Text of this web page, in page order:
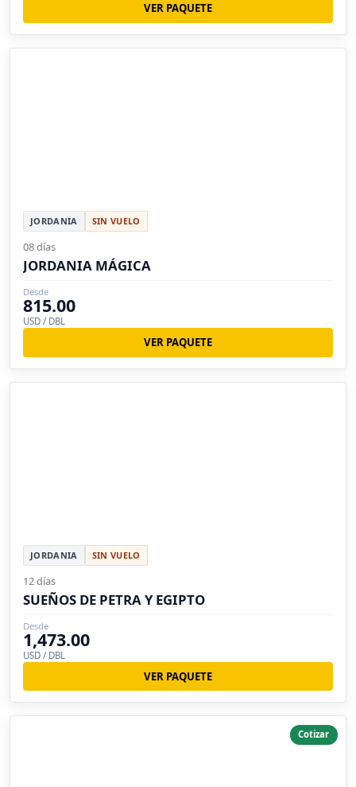
VER PAQUETE
JORDANIA SIN VUELO
08 días
JORDANIA MÁGICA
Desde
815.00
USD / DBL
VER PAQUETE
JORDANIA SIN VUELO
12 días
SUEÑOS DE PETRA Y EGIPTO
Desde
1,473.00
USD / DBL
VER PAQUETE
Cotizar